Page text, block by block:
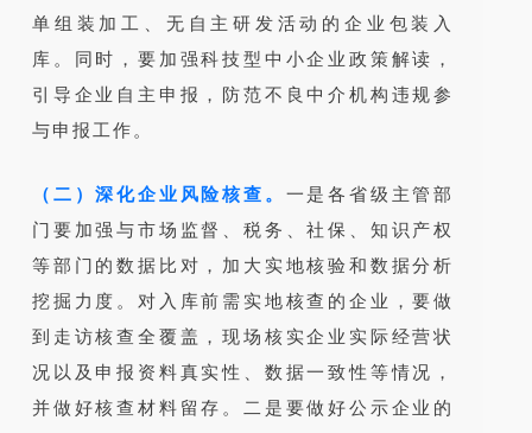
单组装加工、无自主研发活动的企业包装入
库。同时，要加强科技型中小企业政策解读，
引导企业自主申报，防范不良中介机构违规参
与申报工作。
（二）深化企业风险核查 。 一是各省级主管部
门要加强与市场监督、税务、社保、知识产权
等部门的数据比对，加大实地核验和数据分析
挖掘力度。对入库前需实地核查的企业，要做
到走访核查全覆盖，现场核实企业实际经营状
况以及申报资料真实性、数据一致性等情况，
并做好核查材料留存。二是要做好公示企业的